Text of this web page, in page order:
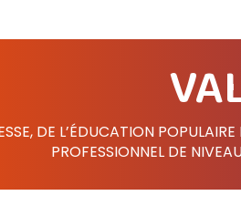
DE L’ÉDUCATION
PROFESSIONNEL DE